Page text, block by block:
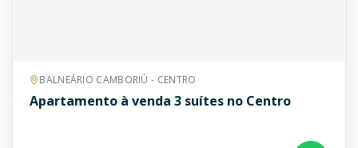
BALNEÁRIO CAMBORIÚ - CENTRO
Apartamento à venda 3 suítes no Centro